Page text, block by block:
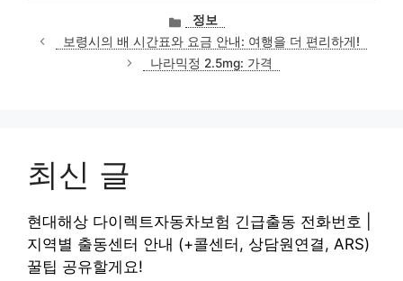
카
테
고
리
정보
보령시의 배 시간표와 요금 안내: 여행을 더 편리하게!
나라믹정 2.5mg: 가격
최신 글
현대해상 다이렉트자동차보험 긴급출동 전화번호 |
지역별 출동센터 안내 (+콜센터, 상담원연결, ARS)
꿀팁 공유할게요!